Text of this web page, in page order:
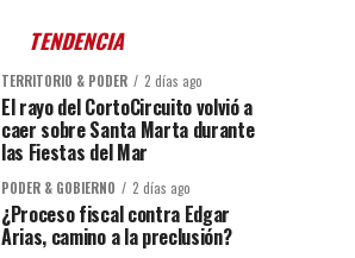
TENDENCIA
TERRITORIO & PODER 2 días ago
El rayo del CortoCircuito volvió a
caer sobre Santa Marta durante
las Fiestas del Mar
PODER & GOBIERNO 2 días ago
¿Proceso fiscal contra Edgar
Arias, camino a la preclusión?